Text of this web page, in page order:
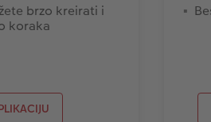
brzo kreirati i
koraka